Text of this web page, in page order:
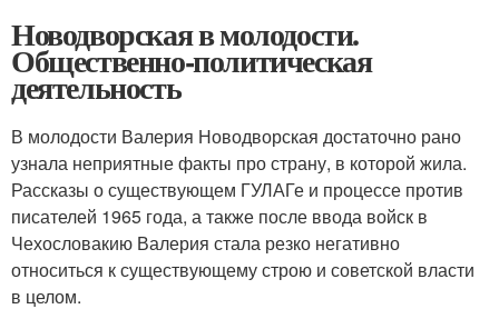
Новодворская в молодости.
Общественно-политическая
деятельность
В молодости Валерия Новодворская достаточно рано
узнала неприятные факты про страну, в которой жила.
Рассказы о существующем ГУЛАГе и процессе против
писателей 1965 года, а также после ввода войск в
Чехословакию Валерия стала резко негативно
относиться к существующему строю и советской власти
в целом.